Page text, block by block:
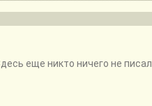
еще никто ничего не писал